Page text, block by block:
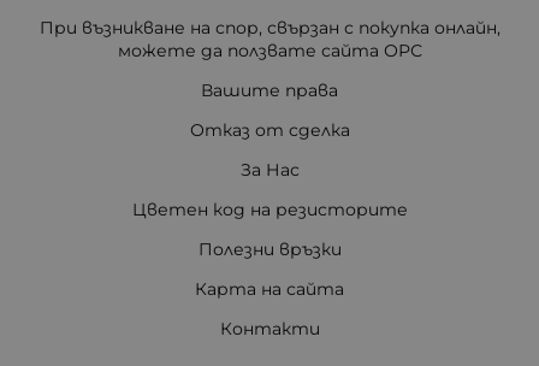
При възникване на спор, свързан с покупка онлайн,
можете да ползвате сайта ОРС
Вашите права
Отказ от сделка
За Нас
Цветен код на резисторите
Полезни връзки
Карта на сайта
Контакти